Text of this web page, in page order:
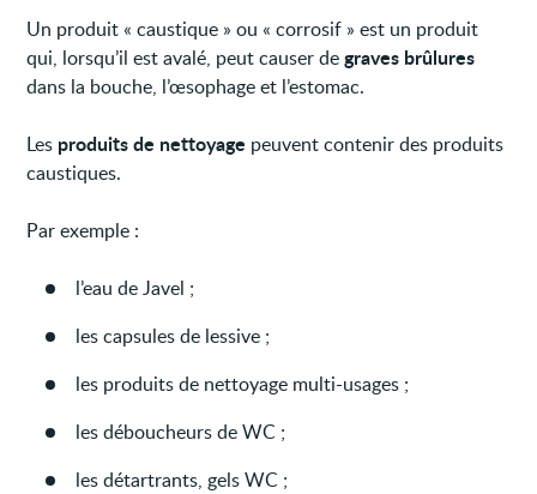
Un produit « caustique » ou « corrosif » est un produit
qui, lorsqu’il est avalé, peut causer degraves brûlures
dans la bouche, l’œsophage et l’estomac.
Les produits de nettoyage peuvent contenir des produits
caustiques.
Par exemple :
l’eau de Javel ;
les capsules de lessive ;
les produits de nettoyage multi-usages ;
les déboucheurs de WC ;
les détartrants, gels WC ;